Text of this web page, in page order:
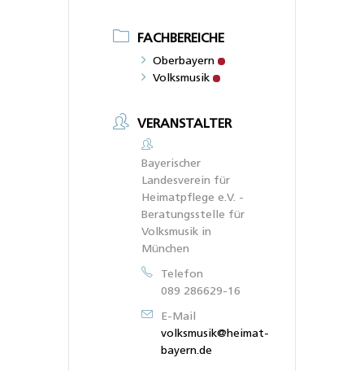
FACHBEREICHE
Oberbayern
Volksmusik
VERANSTALTER
Bayerischer
Landesverein für
Heimatpflege e.V. -
Beratungsstelle für
Volksmusik in
München
Telefon
089 286629-16
E-Mail
volksmusik@heimat-
bayern.de